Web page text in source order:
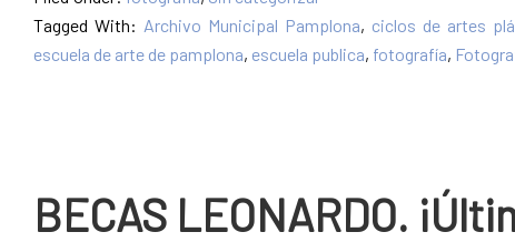
Tagged With: Archivo Municipal Pamplona, ciclos de artes
escuela de arte de pamplona, escuela publica, fotografía,
BECAS LEONARDO.